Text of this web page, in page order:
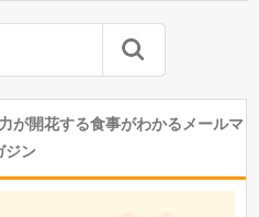
が開花する食事がわかるメールマ
ジン